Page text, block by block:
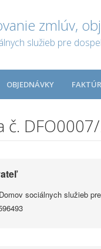
zmlúv,
služieb pre
OBJEDNÁVKY
č.
Domov sociálnych služieb